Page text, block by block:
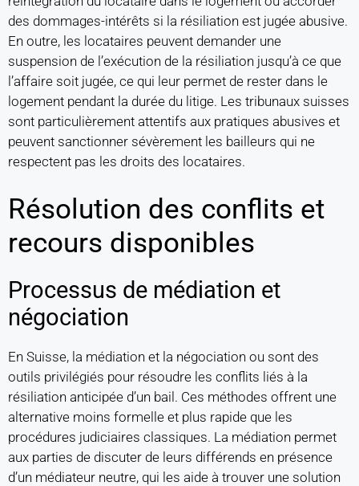
des dommages-intérêts si la résiliation est jugée abusive.
En outre, les locataires peuvent demander une
suspension de l’exécution de la résiliation jusqu’à ce que
l’affaire soit jugée, ce qui leur permet de rester dans le
logement pendant la durée du litige. Les tribunaux suisses
sont particulièrement attentifs aux pratiques abusives et
peuvent sanctionner sévèrement les bailleurs qui ne
respectent pas les droits des locataires.
Résolution des conflits et
recours disponibles
Processus de médiation et
négociation
En Suisse, la médiation et la négociation ou sont des
outils privilégiés pour résoudre les conflits liés à la
résiliation anticipée d’un bail. Ces méthodes offrent une
alternative moins formelle et plus rapide que les
procédures judiciaires classiques. La médiation permet
aux parties de discuter de leurs différends en présence
d’un médiateur neutre, qui les aide à trouver une solution